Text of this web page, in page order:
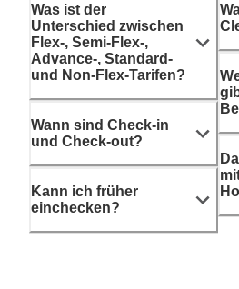
Was ist der
Unterschied zwischen
Flex-, Semi-Flex-,
Advance-, Standard-
und Non-Flex-Tarifen?
Wann sind Check-in
und Check-out?
Kann ich früher
einchecken?